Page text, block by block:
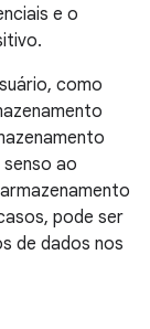
e o
como
ao
pode ser
de dados nos